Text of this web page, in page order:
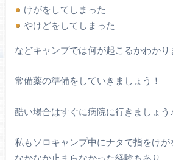
けがをしてしまった
やけどをしてしまった
などキャンプでは何が起こるかわかり
常備薬の準備をしていきましょう！
酷い場合はすぐに病院に行きましょう♪
私もソロキャンプ中にナタで指をけ
なかなか止まらなかった経験もあり、